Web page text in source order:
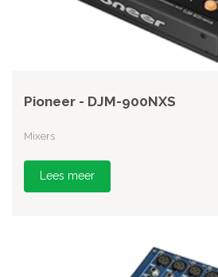
Pioneer - DJM-900NXS
Mixers
Lees meer